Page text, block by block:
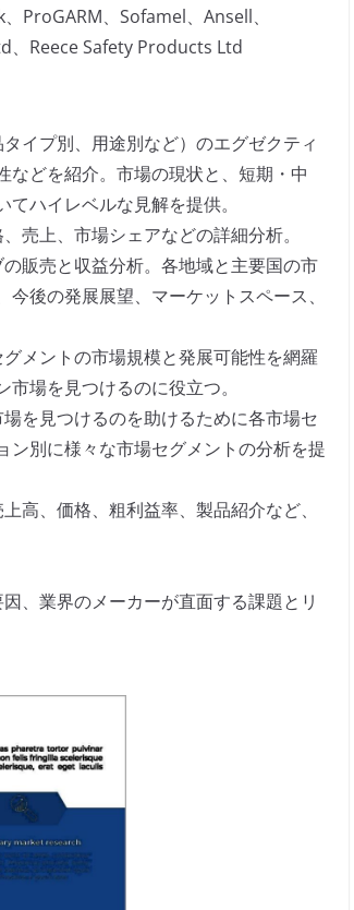
ProGARM、Sofamel、Ansell、
、Reece Safety Products Ltd
イプ別、用途別など）のエグゼクティ
どを紹介。市場の現状と、短期・中
ハイレベルな見解を提供。
売上、市場シェアなどの詳細分析。
販売と収益分析。各地域と主要国の市
後の発展展望、マーケットスペース、
メントの市場規模と発展可能性を網羅
場を見つけるのに役立つ。
を見つけるのを助けるために各市場セ
ン別に様々な市場セグメントの分析を提
高、価格、粗利益率、製品紹介など、
、業界のメーカーが直面する課題とリ